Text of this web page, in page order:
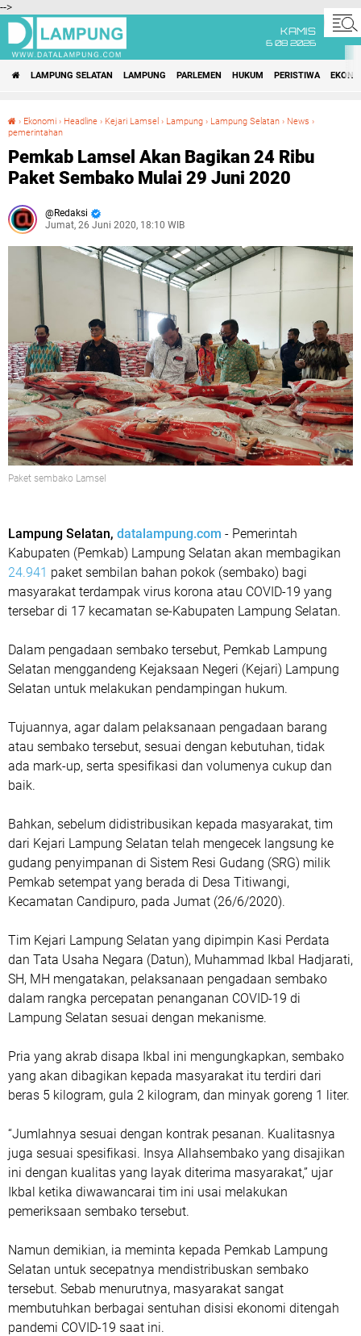
-->
KAMIS
6 08 2026
LAMPUNG SELATAN LAMPUNG PARLEMEN HUKUM PERISTIWA
› Ekonomi › Headline › Kejari Lamsel › Lampung › Lampung Selatan › News ›
pemerintahan
Pemkab Lamsel Akan Bagikan 24 Ribu
Paket Sembako Mulai 29 Juni 2020
Redaksi
Jumat, 26 Juni 2020, 18:10 WIB
Paket sembako Lamsel
Lampung Selatan, datalampung.com - Pemerintah
Kabupaten (Pemkab) Lampung Selatan akan membagikan
24.941 paket sembilan bahan pokok (sembako) bagi
masyarakat terdampak virus korona atau COVID-19 yang
tersebar di 17 kecamatan se-Kabupaten Lampung Selatan.
Dalam pengadaan sembako tersebut, Pemkab Lampung
Selatan menggandeng Kejaksaan Negeri (Kejari) Lampung
Selatan untuk melakukan pendampingan hukum.
Tujuannya, agar dalam pelaksanaan pengadaan barang
atau sembako tersebut, sesuai dengan kebutuhan, tidak
ada mark-up, serta spesifikasi dan volumenya cukup dan
baik.
Bahkan, sebelum didistribusikan kepada masyarakat, tim
dari Kejari Lampung Selatan telah mengecek langsung ke
gudang penyimpanan di Sistem Resi Gudang (SRG) milik
Pemkab setempat yang berada di Desa Titiwangi,
Kecamatan Candipuro, pada Jumat (26/6/2020).
Tim Kejari Lampung Selatan yang dipimpin Kasi Perdata
dan Tata Usaha Negara (Datun), Muhammad Ikbal Hadjarati,
SH, MH mengatakan, pelaksanaan pengadaan sembako
dalam rangka percepatan penanganan COVID-19 di
Lampung Selatan sesuai dengan mekanisme.
Pria yang akrab disapa Ikbal ini mengungkapkan, sembako
yang akan dibagikan kepada masyarakat itu terdiri dari
beras 5 kilogram, gula 2 kilogram, dan minyak goreng 1 liter.
“Jumlahnya sesuai dengan kontrak pesanan. Kualitasnya
juga sesuai spesifikasi. Insya Allahsembako yang disajikan
ini dengan kualitas yang layak diterima masyarakat,” ujar
Ikbal ketika diwawancarai tim ini usai melakukan
pemeriksaan sembako tersebut.
Namun demikian, ia meminta kepada Pemkab Lampung
Selatan untuk secepatnya mendistribuskan sembako
tersebut. Sebab menurutnya, masyarakat sangat
membutuhkan berbagai sentuhan disisi ekonomi ditengah
pandemi COVID-19 saat ini.